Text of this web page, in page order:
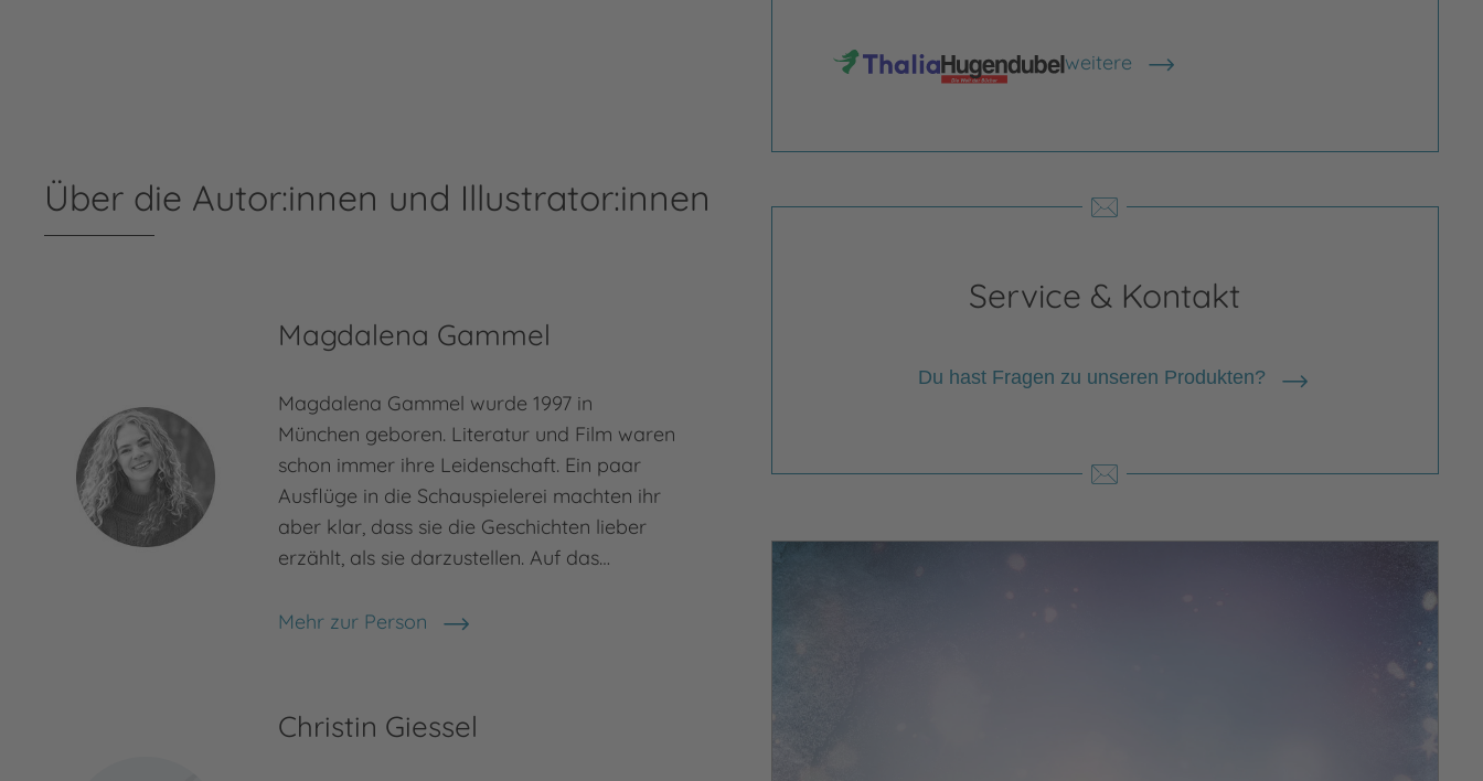
weitere
Shops anzeigen
Service & Kontakt
Du hast Fragen zu unseren Produkten?
Über die Autor:innen und Illustrator:innen
Magdalena Gammel
Magdalena Gammel wurde 1997 in
München geboren. Literatur und Film waren
schon immer ihre Leidenschaft. Ein paar
Ausflüge in die Schauspielerei machten ihr
aber klar, dass sie die Geschichten lieber
erzählt, als sie darzustellen. Auf das…
Mehr zur Person
Magdalena Gammel
Christin Giessel